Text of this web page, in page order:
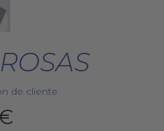
de cliente